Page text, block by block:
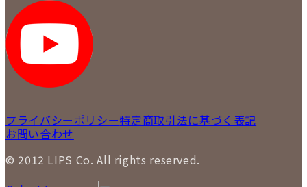
プライバシーポリシー特定商取引法に基づく表記
お問い合わせ
© 2012 LIPS Co. All rights reserved.